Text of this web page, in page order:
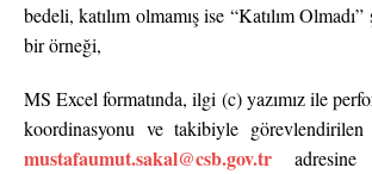
bedeli, katılım olmamış ise “Katılım
bir örneği,
MS Excel formatında, ilgi (c) yazımız ile
koordinasyonu ve takibiyle
mustafaumut.sakal@csb.gov.tr adresine